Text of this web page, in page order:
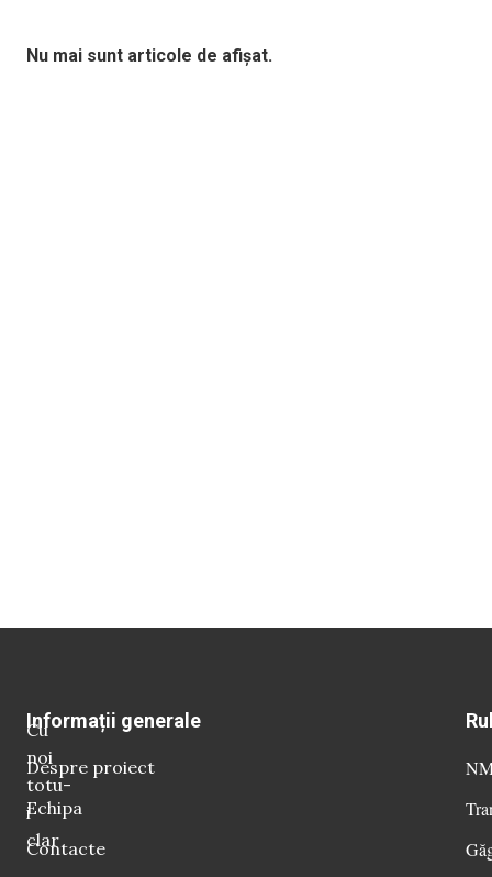
Nu mai sunt articole de afișat.
Cu
noi
totu-
i
clar
Informații generale
Despre proiect
Echipa
Contacte